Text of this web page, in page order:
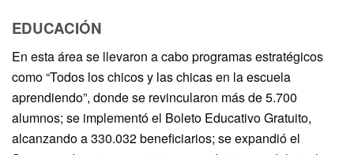
EDUCACIÓN
En esta área se llevaron a cabo programas estratégicos
como “Todos los chicos y las chicas en la escuela
aprendiendo”, donde se revincularon más de 5.700
alumnos; se implementó el Boleto Educativo Gratuito,
alcanzando a 330.032 beneficiarios; se expandió el